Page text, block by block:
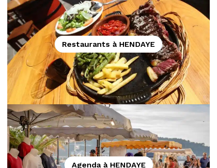
Restaurants à HENDAYE
Agenda à HENDAYE